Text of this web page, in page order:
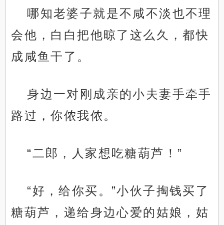
哪知老婆子就是不咸不淡也不理
会他，白白把他晾了这么久，都快
成咸鱼干了。
身边一对刚成亲的小夫妻手牵手
路过，你侬我侬。
“二郎，人家想吃糖葫芦！”
“好，给你买。”小伙子掏钱买了
糖葫芦，递给身边心爱的姑娘，姑